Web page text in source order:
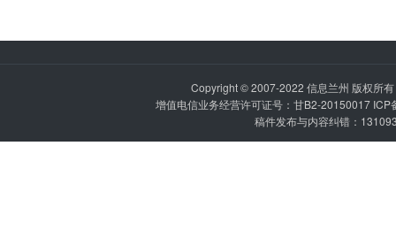
Copyright © 2007-2022 信息兰州 版权所
增值电信业务经营许可证号：甘B2-20150017 ICP
稿件发布与内容纠错：